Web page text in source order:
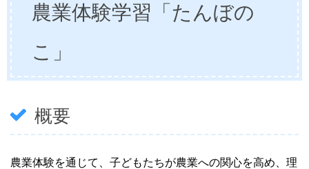
農業体験学習「たんぼの
こ」
概要
農業体験を通じて、子どもたちが農業への関心を高め、理